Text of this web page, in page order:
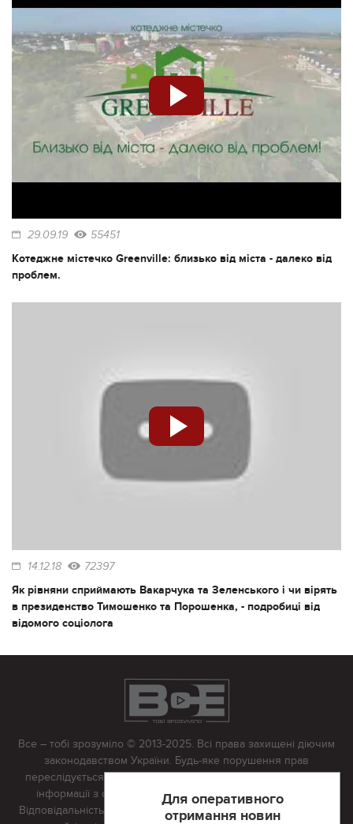
29.09.19 55451
Котеджне містечко Greenville: близько від міста - далеко від
проблем.
14.12.18 72397
Як рівняни сприймають Вакарчука та Зеленського і чи вірять
в президенство Тимошенко та Порошенка, - подробиці від
відомого соціолога
Для оперативного
отримання новин
Все – тобі зрозуміло © 2013-2025. Всі права захищені діючим
законодавством України. Будь-яке порушення прав
переслідується в судовому порядку. Будь-яке відтворення
інформації з сайту тільки з письмово дозволу редакції.
Відповідальність за достовірність усіх матеріалів, розміщених